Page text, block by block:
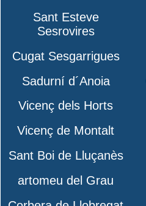
Sant Esteve
Sesrovires
Cugat Sesgarrigues
Sadurní d´Anoia
Vicenç dels Horts
Vicenç de Montalt
Sant Boi de Lluçanès
artomeu del Grau